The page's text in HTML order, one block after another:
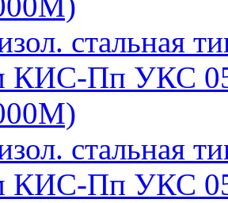
стальная
КИС-Пп УКС
стальная
КИС-Пп УКС